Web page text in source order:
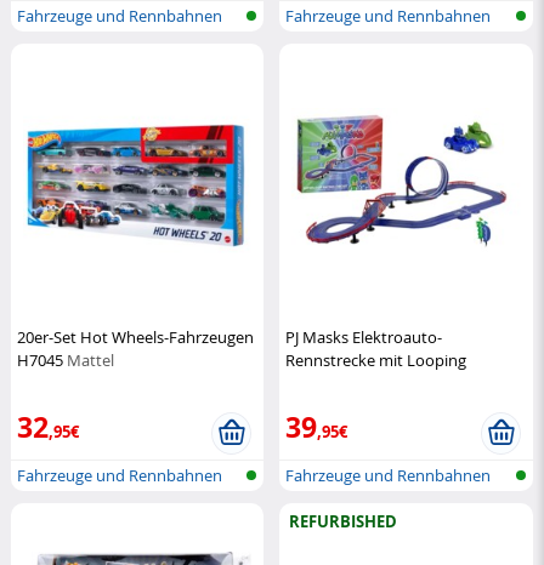
Fahrzeuge und Rennbahnen
Fahrzeuge und Rennbahnen
20er-Set Hot Wheels-Fahrzeugen
H7045 Mattel
32,95€
Fahrzeuge und Rennbahnen
PJ Masks Elektroauto-
Rennstrecke mit Looping
39,95€
Fahrzeuge und Rennbahnen
REFURBISHED